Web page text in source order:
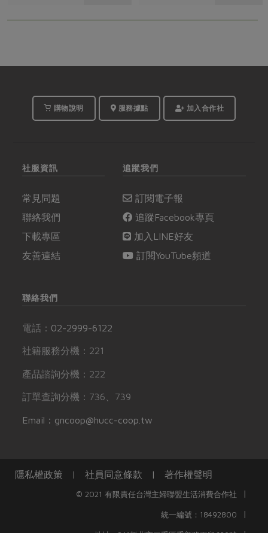
購物說明 服務據點 加入合作社
社服資訊
常見問題
聯絡我們
下載專區
友善連結
追蹤我們
訂閱電子報
追蹤Facebook專頁
加入LINE好友
訂閱YouTube頻道
聯絡我們
電話： 02-2999-6122
社籍服務分機：221
產品諮詢分機：222
訂單查詢分機：736、739
Email：gncoop@hucc-coop.tw
隱私權政策 | 社員同意條款 | 著作權聲明
© 2021 有限責任台灣主婦聯盟生活消費合作社 |
統一編號：18492800 |